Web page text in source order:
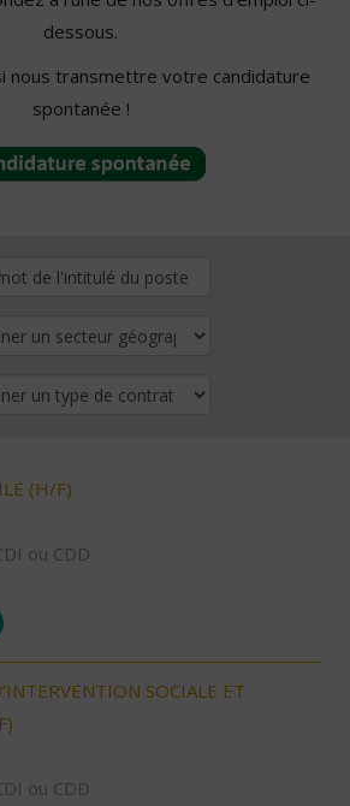
dessous.
nous transmettre votre candidature
spontanée !
(H/F)
ou CDD
SOCIALE ET
ou CDD